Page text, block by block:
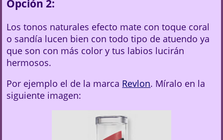
Opción 2:
Los tonos naturales efecto mate con toque coral
o sandía lucen bien con todo tipo de atuendo ya
que son con más color y tus labios lucirán
hermosos.
Por ejemplo el de la marca Revlon. Míralo en la
siguiente imagen: